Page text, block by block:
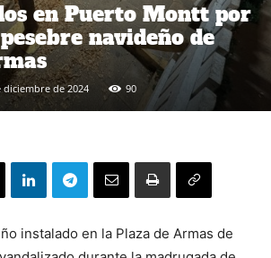
en Puerto Montt por
navideño de
diciembre de 2024 90
instalado en la Plaza de Armas de